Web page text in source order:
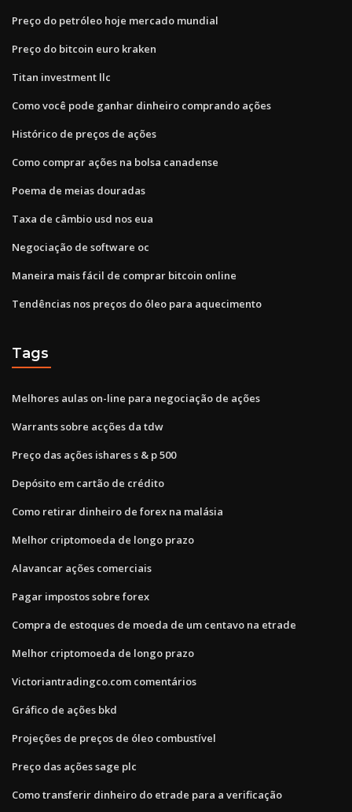
Preço do petróleo hoje mercado mundial
Preço do bitcoin euro kraken
Titan investment llc
Como você pode ganhar dinheiro comprando ações
Histórico de preços de ações
Como comprar ações na bolsa canadense
Poema de meias douradas
Taxa de câmbio usd nos eua
Negociação de software oc
Maneira mais fácil de comprar bitcoin online
Tendências nos preços do óleo para aquecimento
Tags
Melhores aulas on-line para negociação de ações
Warrants sobre acções da tdw
Preço das ações ishares s & p 500
Depósito em cartão de crédito
Como retirar dinheiro de forex na malásia
Melhor criptomoeda de longo prazo
Alavancar ações comerciais
Pagar impostos sobre forex
Compra de estoques de moeda de um centavo na etrade
Melhor criptomoeda de longo prazo
Victoriantradingco.com comentários
Gráfico de ações bkd
Projeções de preços de óleo combustível
Preço das ações sage plc
Como transferir dinheiro do etrade para a verificação